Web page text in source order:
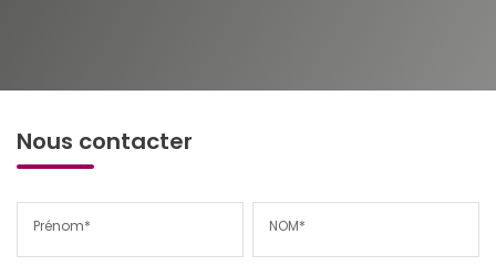
Nous contacter
Prénom* NOM*